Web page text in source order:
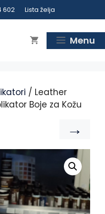
602 Lista želja
Menu
/ Leather
Boje za Kožu
→